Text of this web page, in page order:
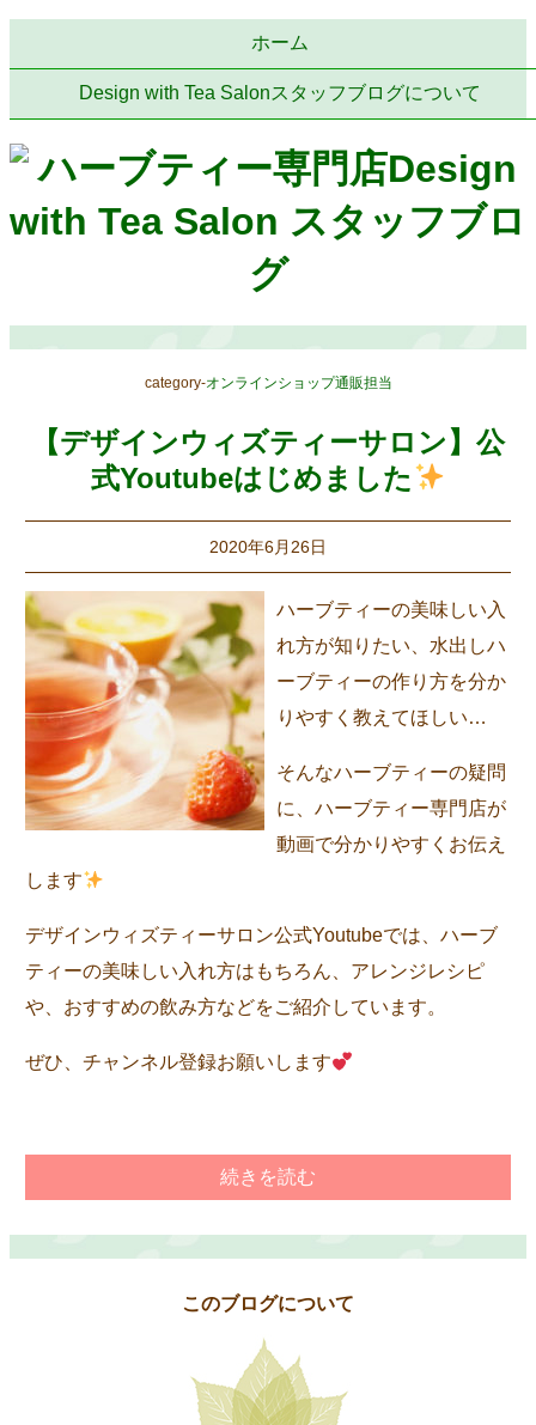
ホーム
Design with Tea Salonスタッフブログについて
category-オンラインショップ通販担当
【デザインウィズティーサロン】公
式Youtubeはじめました
2020年6月26日
ハーブティーの美味しい入
れ方が知りたい、水出しハ
ーブティーの作り方を分か
りやすく教えてほしい…
そんなハーブティーの疑問
に、ハーブティー専門店が
動画で分かりやすくお伝え
します
デザインウィズティーサロン公式Youtubeでは、ハーブ
ティーの美味しい入れ方はもちろん、アレンジレシピ
や、おすすめの飲み方などをご紹介しています。
ぜひ、チャンネル登録お願いします
続きを読む
このブログについて